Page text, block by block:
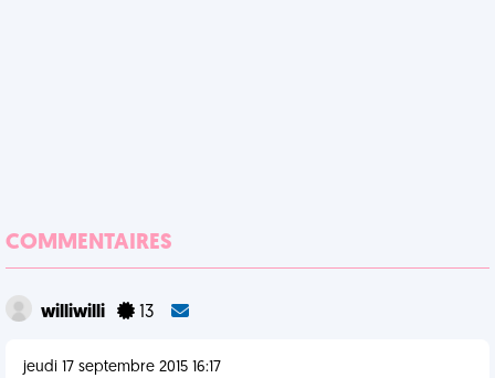
COMMENTAIRES
williwilli 13
jeudi 17 septembre 2015 16:17